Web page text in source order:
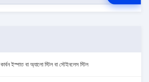
কার্বন ইস্পাত বা অ্যালো স্টিল বা স্টেইনলেস স্টিল